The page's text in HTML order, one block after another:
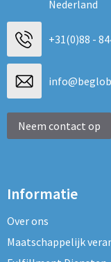
Nederland
+31(0)88 -
Neem contact op
Informatie
Over ons
Maatschappelijk